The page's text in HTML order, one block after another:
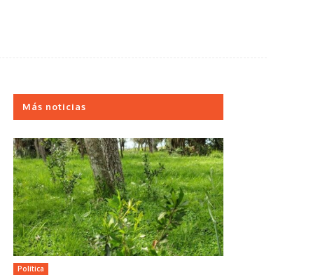
Más noticias
Política